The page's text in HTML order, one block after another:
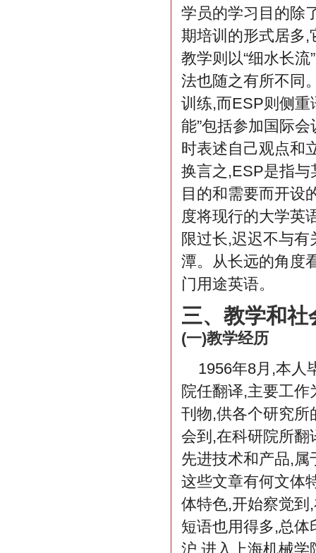
学员的学习目的除
期培训的形式居多,
教学则以“细水长
法也随之有所不同
训练,而ESP则侧重
能”包括参加国际
时表述自己观点和
换言之,ESP是指与
目的和需要而开设
度将现行的大学英
限过长,迟迟不与有
潭。从长远的角度
门用途英语。
三、教学和社
(一)教学经历
1956年8月,本人
院任翻译,主要工
刊物,供各个研究所
会到,在科研院所翻
先进技术和产品,
这些文章有何文体
体特色,开始察觉到
短语也用得多,总
沪,进入上海机械学